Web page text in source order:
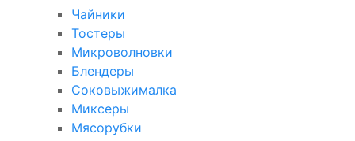
Чайники
Тостеры
Микроволновки
Блендеры
Соковыжималка
Миксеры
Мясорубки